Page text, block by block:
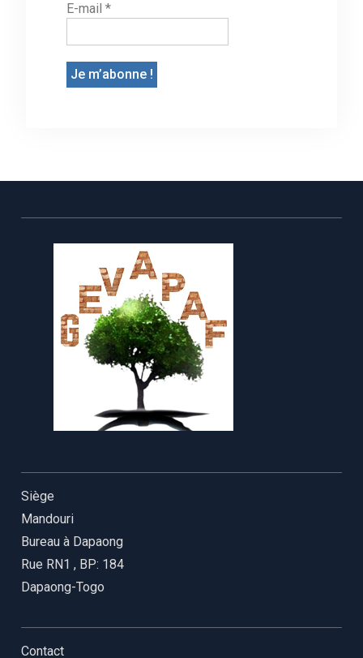
E-mail *
Siège
Mandouri
Bureau à Dapaong
Rue RN1, BP: 184
Dapaong-Togo
Contact